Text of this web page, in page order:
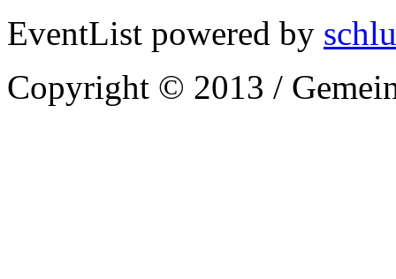
EventList powered by
Copyright © 2013 /